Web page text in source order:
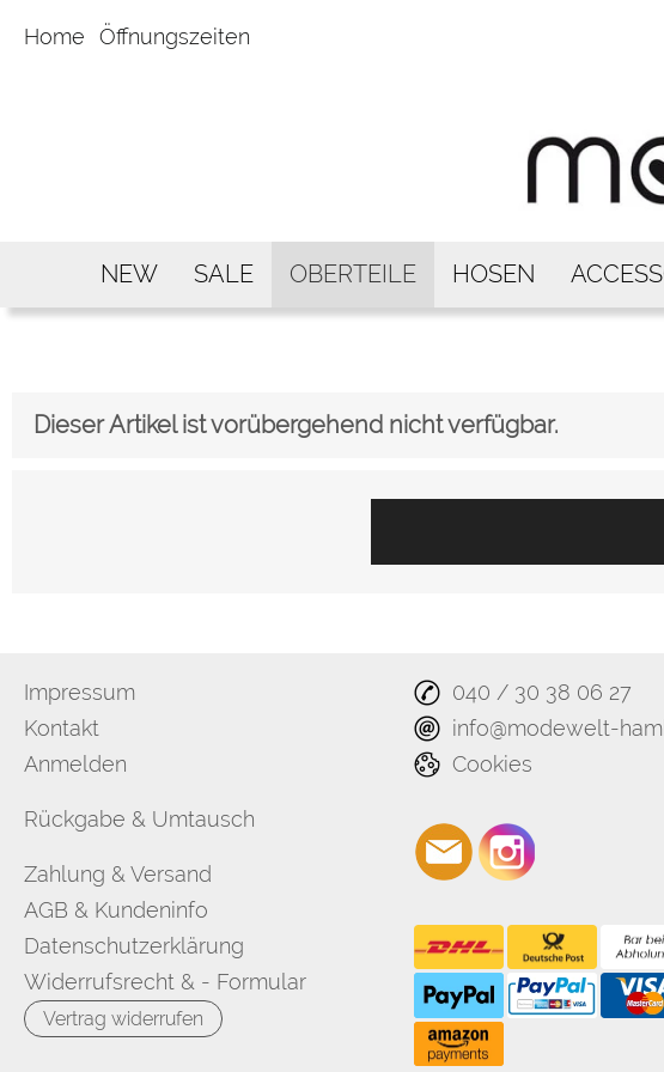
Home Öffnungszeiten
NEW SALE OBERTEILE HOSEN
Dieser Artikel ist vorübergehend nicht verfügbar.
Impressum
Kontakt
Anmelden
Rückgabe & Umtausch
Zahlung & Versand
AGB & Kundeninfo
Datenschutzerklärung
Widerrufsrecht & - Formular
Vertrag widerrufen
040 / 30 38 06 27
info@modewelt-
Cookies